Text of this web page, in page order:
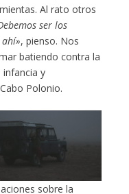
Al rato otros
ser los
, pienso. Nos
batiendo contra la
infancia y
Polonio.
sobre la